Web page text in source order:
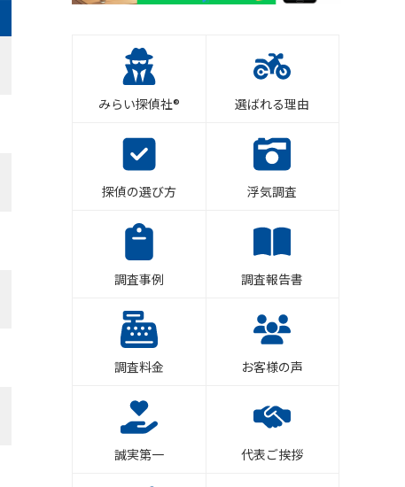
みらい探偵社®︎ 選ばれる理由
探偵の選び方 浮気調査
調査事例 調査報告書
調査料金 お客様の声
誠実第一 代表ご挨拶